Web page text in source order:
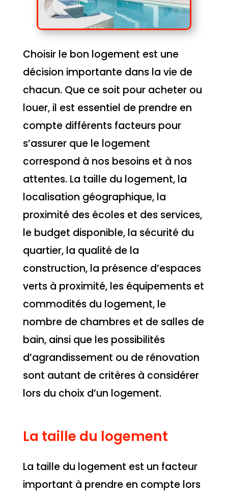
Choisir le bon logement est une
décision importante dans la vie de
chacun. Que ce soit pour acheter ou
louer, il est essentiel de prendre en
compte différents facteurs pour
s’assurer que le logement
correspond à nos besoins et à nos
attentes. La taille du logement, la
localisation géographique, la
proximité des écoles et des services,
le budget disponible, la sécurité du
quartier, la qualité de la
construction, la présence d’espaces
verts à proximité, les équipements et
commodités du logement, le
nombre de chambres et de salles de
bain, ainsi que les possibilités
d’agrandissement ou de rénovation
sont autant de critères à considérer
lors du choix d’un logement.
La taille du logement
La taille du logement est un facteur
important à prendre en compte lors